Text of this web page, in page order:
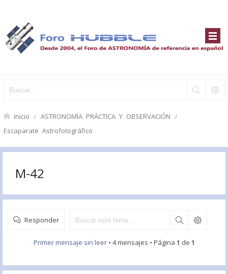
Inicio ASTRONOMÍA PRÁCTICA Y OBSERVACIÓN
Escaparate Astrofotográfico
M-42
Responder
Primer mensaje sin leer• 4 mensajes • Página 1 de 1